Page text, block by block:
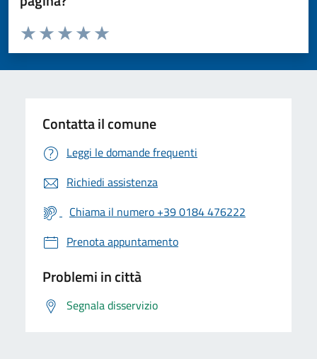
Valuta da 1 a 5 stelle la pagina
Valuta 5 stelle su 5
Valuta 4 stelle su 5
Valuta 3 stelle su 5
Valuta 2 stelle su 5
Valuta 1 stelle su 5
Contatta il comune
Leggi le domande frequenti
Richiedi assistenza
Chiama il numero +39 0184 476222
Prenota appuntamento
Problemi in città
Segnala disservizio